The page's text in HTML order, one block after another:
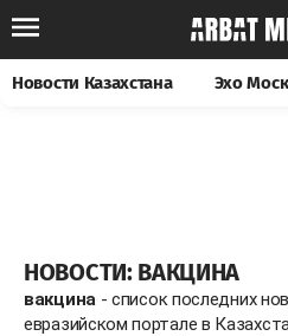
Новости Казахстана Эхо
НОВОСТИ: ВАКЦИНА
вакцина - список последних
евразийском портале в